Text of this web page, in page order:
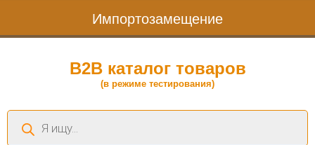
Импортозамещение
B2B каталог товаров
(в режиме тестирования)
Поиск
товаров